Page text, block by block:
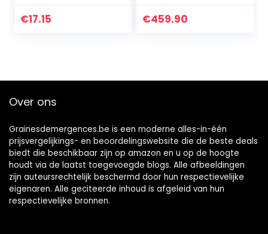
Grote Capaciteit
€17.15
weerbestendige
€459.90
Over ons
Grainesdemergences.be is een moderne alles-in-één
prijsvergelijkings- en beoordelingswebsite die de beste deals
biedt die beschikbaar zijn op amazon en u op de hoogte
houdt via de laatst toegevoegde blogs. Alle afbeeldingen
zijn auteursrechtelijk beschermd door hun respectievelijke
eigenaren. Alle geciteerde inhoud is afgeleid van hun
respectievelijke bronnen.